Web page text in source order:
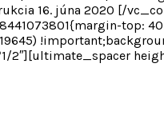
16. júna 2020 [/
top:
2″][ultimate_spacer